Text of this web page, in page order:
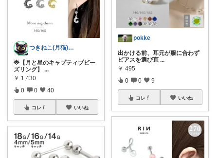
つきねこ(月猫)🌙@ルーム内整理中😺
🌟【月と星のキャプティブビー
ズリング】 ...
￥ 1,430
0 0 40
コレ いいね
pokke
出かける前、耳元が服に合わず
ピアスを選び直 ...
￥ 495
0 0 9
コレ いいね